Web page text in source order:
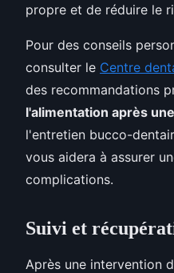
propre et de réduire le
Pour des conseils
consulter le Centre
des recommandations
l'alimentation après
l'entretien bucco-
vous aidera à assurer
complications.
Suivi et
Après une intervention